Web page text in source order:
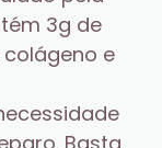
3g de
e